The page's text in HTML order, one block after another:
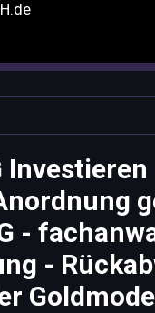
Investieren
-
-